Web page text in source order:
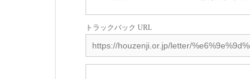
トラックバック URL